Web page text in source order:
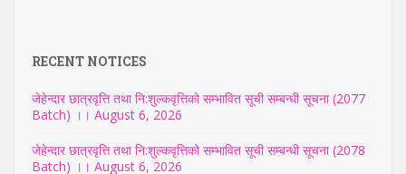
RECENT NOTICES
जेहेन्दार छात्रवृत्ति तथा नि:शुल्कवृत्तिको सम्भावित सूची सम्बन्धी सूचना (2077
Batch) ।। August 6, 2026
जेहेन्दार छात्रवृत्ति तथा नि:शुल्कवृत्तिको सम्भावित सूची सम्बन्धी सूचना (2078
Batch) ।। August 6, 2026